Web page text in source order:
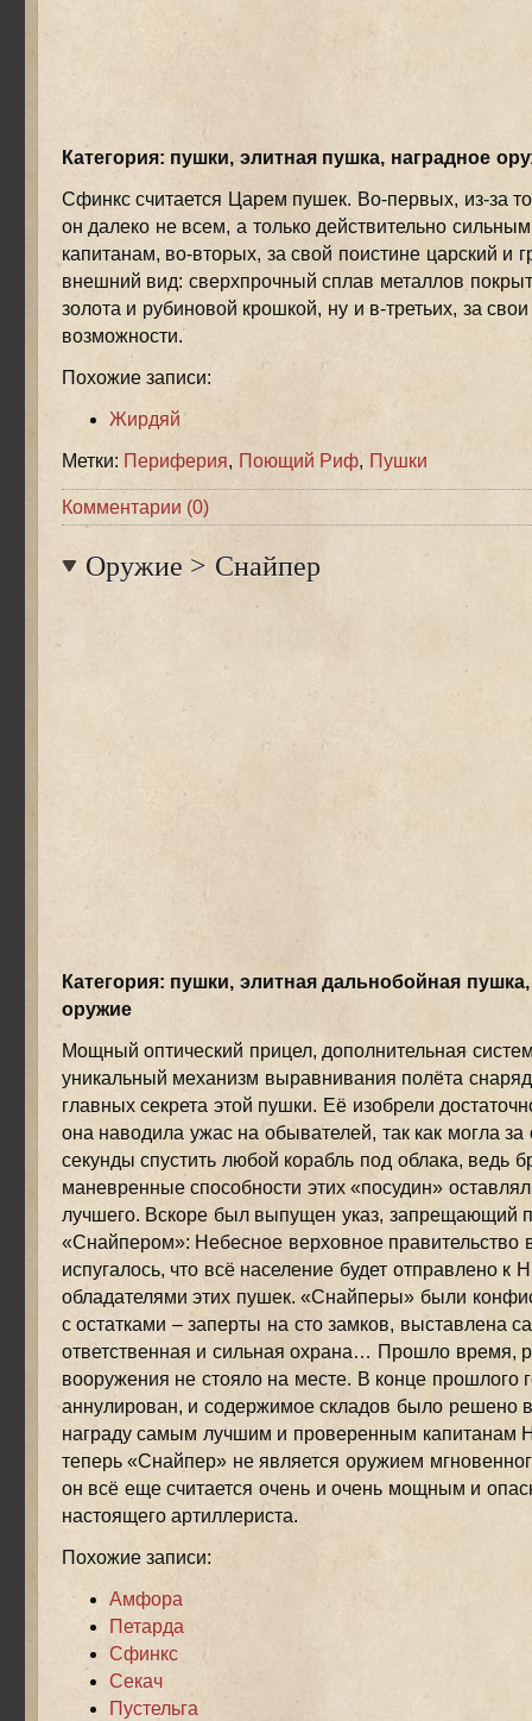
Категория: пушки, элитная пушка, наградное
Сфинкс считается Царем пушек. Во-первых, из-за
он далеко не всем, а только действительно
капитанам, во-вторых, за свой поистине царский и
внешний вид: сверхпрочный сплав металлов
золота и рубиновой крошкой, ну и в-третьих, за
возможности.
Похожие записи:
Жирдяй
Метки: Периферия, Поющий Риф, Пушки
Комментарии (0)
Оружие > Снайпер
Категория: пушки, элитная дальнобойная
оружие
Мощный оптический прицел, дополнительная
уникальный механизм выравнивания полёта
главных секрета этой пушки. Её изобрели
она наводила ужас на обывателей, так как могла
секунды спустить любой корабль под облака, ведь
маневренные способности этих «посудин»
лучшего. Вскоре был выпущен указ, запрещающий
«Снайпером»: Небесное верховное правительство
испугалось, что всё население будет отправлено к
обладателями этих пушек. «Снайперы» были
с остатками – заперты на сто замков, выставлена
ответственная и сильная охрана… Прошло время,
вооружения не стояло на месте. В конце прошлого
аннулирован, и содержимое складов было решено
награду самым лучшим и проверенным капитанам
теперь «Снайпер» не является оружием
он всё еще считается очень и очень мощным и
настоящего артиллериста.
Похожие записи:
Амфора
Петарда
Сфинкс
Секач
Пустельга